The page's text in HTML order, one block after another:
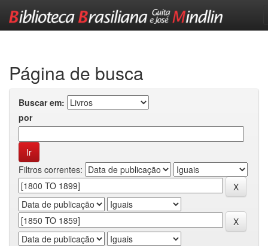
Página de busca
Buscar em:
por
Filtros correntes: